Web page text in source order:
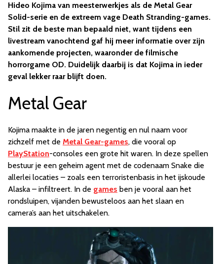
Hideo Kojima van meesterwerkjes als de Metal Gear
Solid-serie en de extreem vage Death Stranding-games.
Stil zit de beste man bepaald niet, want tijdens een
livestream vanochtend gaf hij meer informatie over zijn
aankomende projecten, waaronder de filmische
horrorgame OD. Duidelijk daarbij is dat Kojima in ieder
geval lekker raar blijft doen.
Metal Gear
Kojima maakte in de jaren negentig en nul naam voor
zichzelf met de Metal Gear-games, die vooral op
PlayStation-consoles een grote hit waren. In deze spellen
bestuur je een geheim agent met de codenaam Snake die
allerlei locaties – zoals een terroristenbasis in het ijskoude
Alaska – infiltreert. In de games ben je vooral aan het
rondsluipen, vijanden bewusteloos aan het slaan en
camera’s aan het uitschakelen.